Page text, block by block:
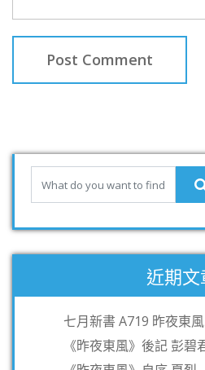
近期文
七月新書 A719 昨夜東
《昨夜東風》後記 彭碧